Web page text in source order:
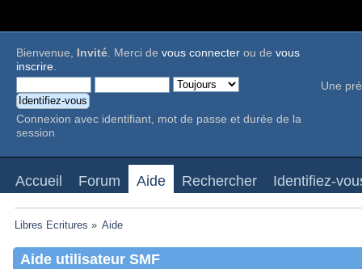
Bienvenue, Invité. Merci de vous connecter ou de vous
inscrire.
Connexion avec identifiant, mot de passe et durée de la
session
Une
Accueil Forum Aide Rechercher Identifiez-
Libres Ecritures » Aide
Aide utilisateur SMF